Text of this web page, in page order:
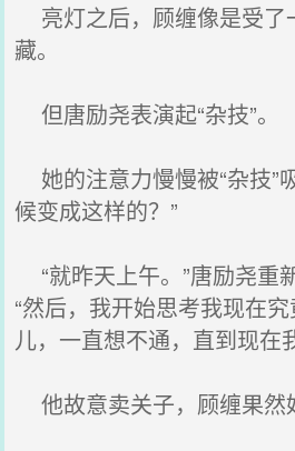
亮灯之后，顾缠像是受了
藏。
但唐励尧表演起“杂技”。
她的注意力慢慢被“杂技”
候变成这样的？”
“就昨天上午。”唐励尧重
“然后，我开始思考我现在
儿，一直想不通，直到现
他故意卖关子，顾缠果然